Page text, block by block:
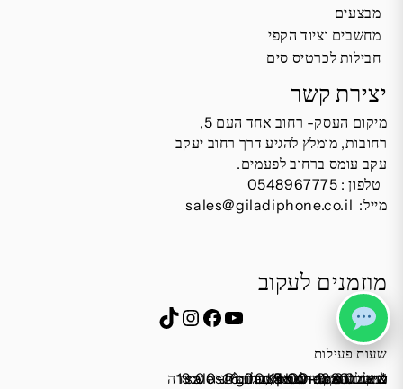
מבצעים
מחשבים וציוד הקפי
חבילות לכרטיס סים
יצירת קשר
מיקום העסק- רחוב אחד העם 5,
רחובות, מומלץ להגיע דרך רחוב יעקב
עקב עומס ברחוב לפעמים.
טלפון : 0548967775
מייל: sales@giladiphone.co.il
מוזמנים לעקוב
YouTube
Facebook
Instagram
TikTok
שעות פעילות
כתובת: אחד העם 5, רחובות
א׳-ה׳ 19:00-16:00,14:00-9:30
שישי 9:00-13:00
שבת סגור
מייל:sales@giladiphone.co.il
מיקום חנייה: יש אפשרות לחניה צמודה
לחנות התקשרו ואדאג לזה.
*נא להתקשר לפני הגעה